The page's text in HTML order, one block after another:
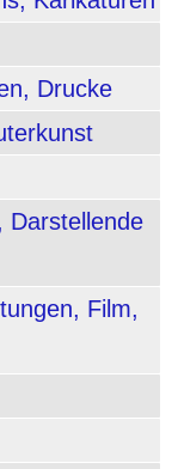
Drucke
Darstellende
Film,